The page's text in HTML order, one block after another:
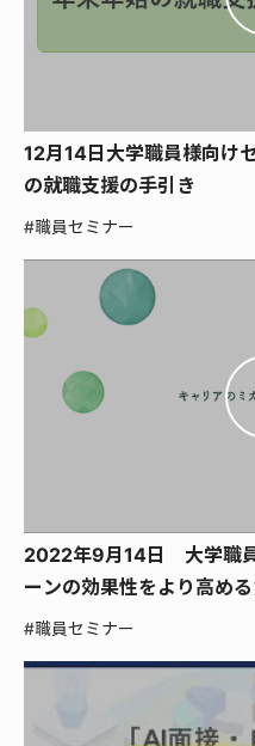
12月14日大学職員様向け
の就職支援の手引き
#職員セミナー
2022年9月14日 大学職
ーンの効果性をより高め
#職員セミナー